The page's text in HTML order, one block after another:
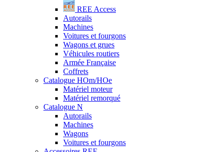
REE Access
Autorails
Machines
Voitures et fourgons
Wagons et grues
Véhicules routiers
Armée Française
Coffrets
Catalogue HOm/HOe
Matériel moteur
Matériel remorqué
Catalogue N
Autorails
Machines
Wagons
Voitures et fourgons